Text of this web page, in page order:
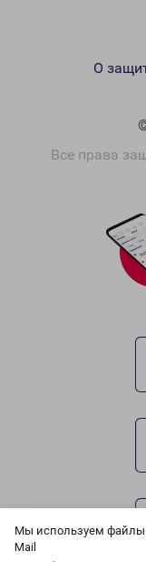
Мы используем файлы
Mail
Все права
О